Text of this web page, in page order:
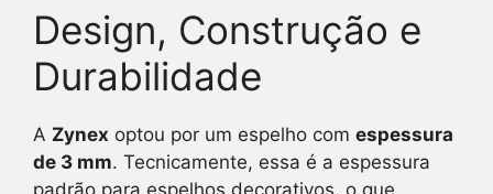
Design, Construção e
Durabilidade
A Zynex optou por um espelho com espessura
de 3 mm. Tecnicamente, essa é a espessura